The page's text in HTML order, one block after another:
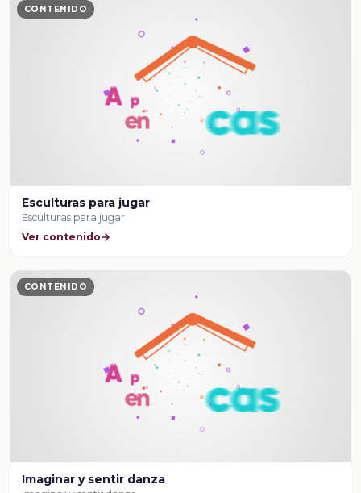
CONTENIDO
Esculturas para jugar
Esculturas para jugar
Ver contenido
CONTENIDO
Imaginar y sentir danza